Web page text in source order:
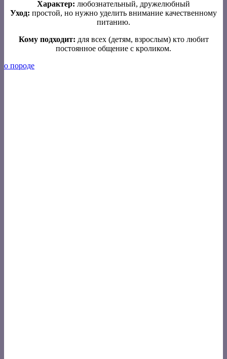
Характер: любознательный, дружелюбный
Уход: простой, но нужно уделить внимание качественному
питанию.
Кому подходит: для всех (детям, взрослым) кто любит
постоянное общение с кроликом.
о породе